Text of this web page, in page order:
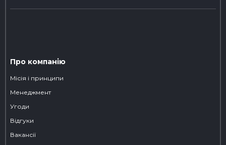
Про компанію
Місія і принципи
Менеджмент
Угоди
Відгуки
Вакансії